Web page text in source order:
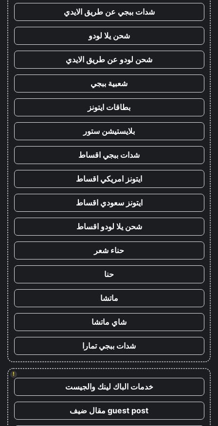
شدات ببجي عن طريق الايدي
شحن يلا لودو
شحن لودو عن طريق الايدي
شعبية ببجي
بطاقات ايتونز
بلايستيشن ستور
شدات ببجي اقساط
ايتونز امريكي اقساط
ايتونز سعودي اقساط
شحن يلا لودو اقساط
حناء شعر
حنا
ماتشا
شاي ماتشا
شدات ببجي تمارا
!
خدمات الباك لينك والجيست
guest post مقال ضيف